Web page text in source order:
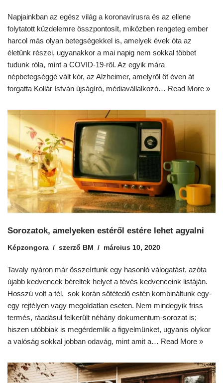
Napjainkban az egész világ a koronavírusra és az ellene
folytatott küzdelemre összpontosít, miközben rengeteg ember
harcol más olyan betegségekkel is, amelyek évek óta az
életünk részei, ugyanakkor a mai napig nem sokkal többet
tudunk róla, mint a COVID-19-ről. Az egyik mára
népbetegséggé vált kór, az Alzheimer, amelyről öt éven át
forgatta Kollár István újságíró, médiavállalkozó… Read More »
Sorozatok, amelyeken estéről estére lehet agyalni
Képzongora szerző BM március 10, 2020
Tavaly nyáron már összeírtunk egy hasonló válogatást, azóta
újabb kedvencek béreltek helyet a tévés kedvenceink listáján.
Hosszú volt a tél, sok korán sötétedő estén kombináltunk egy-
egy rejtélyen vagy megoldatlan eseten. Nem mindegyik friss
termés, ráadásul felkerült néhány dokumentum-sorozat is;
hiszen utóbbiak is megérdemlik a figyelmünket, ugyanis olykor
a valóság sokkal jobban odavág, mint amit a… Read More »